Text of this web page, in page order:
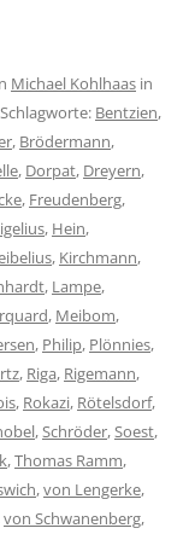
Michael Kohlhaas in
Bentzien,
, Brödermann,
, Dorpat, Dreyern,
, Freudenberg,
, Hein,
, Kirchmann,
, Lampe,
, Meibom,
, Philip, Plönnies,
, Riga, Rigemann,
, Rokazi, Rötelsdorf,
,Schröder,Soest,
,Thomas Ramm,
,von Lengerke,
von Schwanenberg,